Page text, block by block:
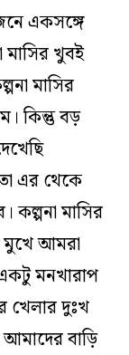
একসঙ্গে
মাসির খুবই
মাসির
কিন্তু বড়
এর থেকে
মাসির
মুখে আমরা
মনখারাপ
খেলার দুঃখ
বাড়ি